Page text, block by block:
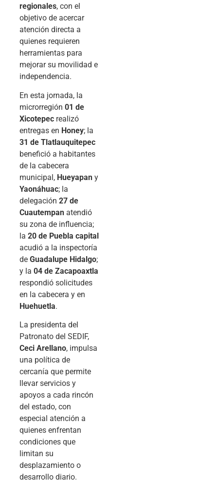
regionales, con el
objetivo de acercar
atención directa a
quienes requieren
herramientas para
mejorar su movilidad e
independencia.
En esta jornada, la
microrregión 01 de
Xicotepec realizó
entregas en Honey; la
31 de Tlatlauquitepec
benefició a habitantes
de la cabecera
municipal, Hueyapan y
Yaonáhuac; la
delegación 27 de
Cuautempan atendió
su zona de influencia;
la 20 de Puebla capital
acudió a la inspectoría
de Guadalupe Hidalgo;
y la 04 de Zacapoaxtla
respondió solicitudes
en la cabecera y en
Huehuetla.
La presidenta del
Patronato del SEDIF,
Ceci Arellano, impulsa
una política de
cercanía que permite
llevar servicios y
apoyos a cada rincón
del estado, con
especial atención a
quienes enfrentan
condiciones que
limitan su
desplazamiento o
desarrollo diario.